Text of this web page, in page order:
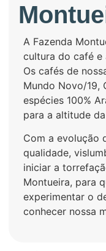
A Fazenda
cultura do café e
Os cafés de
Mundo Novo/19,
espécies 100%
para a altitude
Com a evolução
qualidade,
iniciar a
Montueira, para
experimentar o
conhecer nossa